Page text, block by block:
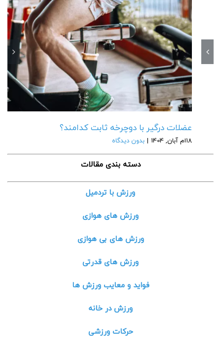
عضلات درگیر با دوچرخه ثابت کدامند؟
18ام آبان, 1404 بدون دیدگاه
دسته بندی مقالات
ورزش با تردمیل
ورزش های هوازی
ورزش های بی هوازی
ورزش های قدرتی
فواید و معایب ورزش ها
ورزش در خانه
حرکات ورزشی